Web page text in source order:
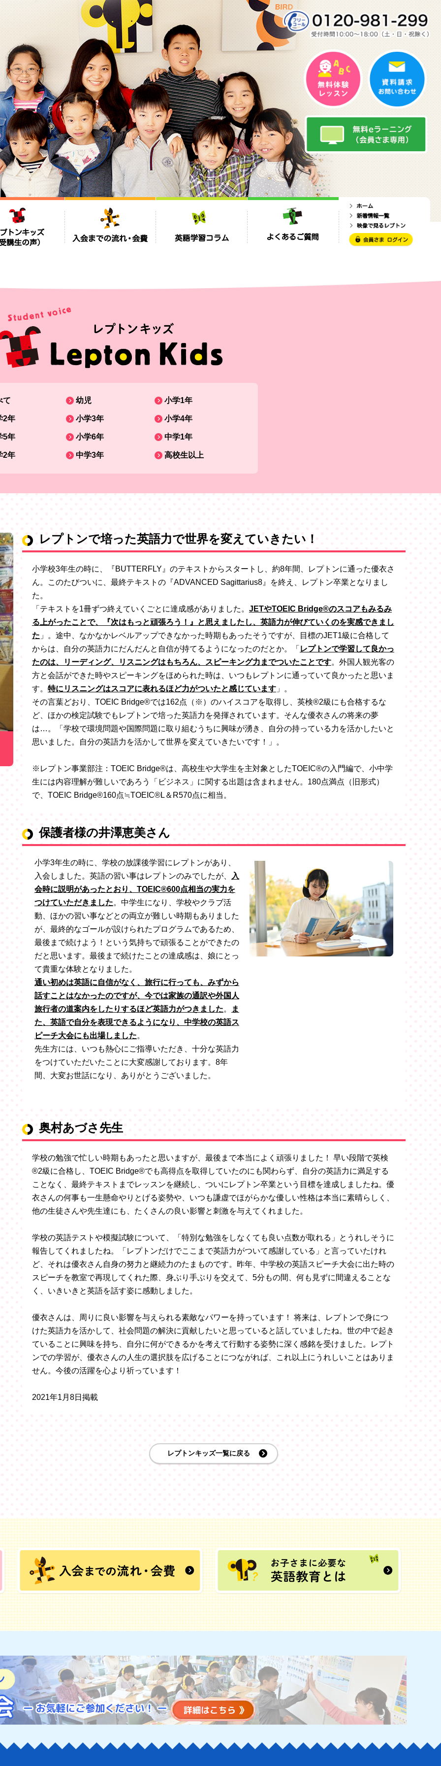
て 幼児 小学1年
2年 小学3年 小学4年
5年 小学6年 中学1年
2年 中学3年 高校生以上
レプトンで培った英語力で世界を変えていきたい！
小学校3年生の時に、『BUTTERFLY』のテキストからスタートし、約8年間、レプトンに通った優衣さ
ん。このたびついに、最終テキストの『ADVANCED Sagittarius8』を終え、レプトン卒業となりまし
た。
「テキストを1冊ずつ終えていくごとに達成感がありました。 JETやTOEIC Bridge®のスコアもみるみ
る上がったことで、『次はもっと頑張ろう！』と思えましたし、英語力が伸びていくのを実感できまし
た 」。 途中、なかなかレベルアップできなかった時期もあったそうですが、目標のJET1級に合格して
からは、自分の英語力にだんだんと自信が持てるようになったのだとか。
「 レプトンで学習して良かっ
たのは、リーディング、リスニングはもちろん、スピーキング力までついたことです。外国人観光客の
方と会話ができた時やスピーキングをほめられた時は、いつもレプトンに通っていて良かったと思いま
す。 特にリスニングはスコアに表れるほど力がついたと感じています」。
その言葉どおり、TOEIC Bridge®では162点（※）のハイスコアを取得し、英検®2級にも合格するな
ど、ほかの検定試験でもレプトンで培った英語力を発揮されています。そんな優衣さんの将来の夢
は…。「学校で環境問題や国際問題に取り組むうちに興味が湧き、自分の持っている力を活かしたいと
思いました。自分の英語力を活かして世界を変えていきたいです！」。
※レプトン事業部注：TOEIC Bridge®は、高校生や大学生を主対象としたTOEIC®の入門編で、小中学
生には内容理解が難しいであろう「ビジネス」に関する出題は含まれません。 180点満点（旧形式）
で、 TOEIC Bridge®160点≒TOEIC®L＆R570点に相当。
保護者様の井澤恵美さん
小学3年生の時に、学校の放課後学習にレプトンがあり、
入会しました。英語の習い事はレプトンのみでしたが、
入
会時に説明があったとおり、TOEIC®600点相当の実力を
つけていただきました。中学生になり、学校やクラブ活
動、ほかの習い事などとの両立が難しい時期もありました
が、最終的なゴールが設けられたプログラムであるため、
最後まで続けよう！という気持ちで頑張ることができたの
だと思います。最後まで続けたことの達成感は、娘にとっ
て貴重な体験となりました。
通い初めは英語に自信がなく、旅行に行っても、みずから
話すことはなかったのですが、今では家族の通訳や外国人
旅行者の道案内をしたりするほど英語力がつきました。
ま
た、英語で自分を表現できるようになり、中学校の英語ス
ピーチ大会にも出場しました。
先生方には、いつも熱心にご指導いただき、十分な英語力
をつけていただいたことに大変感謝しております。8年
間、大変お世話になり、ありがとうございました。
奥村あづさ先生
学校の勉強で忙しい時期もあったと思いますが、最後まで本当によく頑張りました！ 早い段階で英検
®2級に合格し、TOEIC Bridge®でも高得点を取得していたのにも関わらず、自分の英語力に満足する
ことなく、最終テキストまでレッスンを継続し、ついにレプトン卒業という目標を達成しましたね。優
衣さんの何事も一生懸命やりとげる姿勢や、いつも謙虚でほがらかな優しい性格は本当に素晴らしく、
他の生徒さんや先生達にも、たくさんの良い影響と刺激を与えてくれました。
学校の英語テストや模擬試験について、「特別な勉強をしなくても良い点数が取れる」とうれしそうに
報告してくれましたね。「レプトンだけでここまで英語力がついて感謝している」と言っていたけれ
ど、それは優衣さん自身の努力と継続力のたまものです。昨年、中学校の英語スピーチ大会に出た時の
スピーチを教室で再現してくれた際、身ぶり手ぶりを交えて、5分もの間、何も見ずに間違えることな
く、いきいきと英語を話す姿に感動しました。
優衣さんは、周りに良い影響を与えられる素敵なパワーを持っています！ 将来は、レプトンで身につ
けた英語力を活かして、社会問題の解決に貢献したいと思っていると話していましたね。世の中で起き
ていることに興味を持ち、自分に何ができるかを考えて行動する姿勢に深く感銘を受けました。レプト
ンでの学習が、優衣さんの人生の選択肢を広げることにつながれば、これ以上にうれしいことはありま
せん。今後の活躍を心より祈っています！
2021年1月8日掲載
レプトンキッズ一覧に戻る